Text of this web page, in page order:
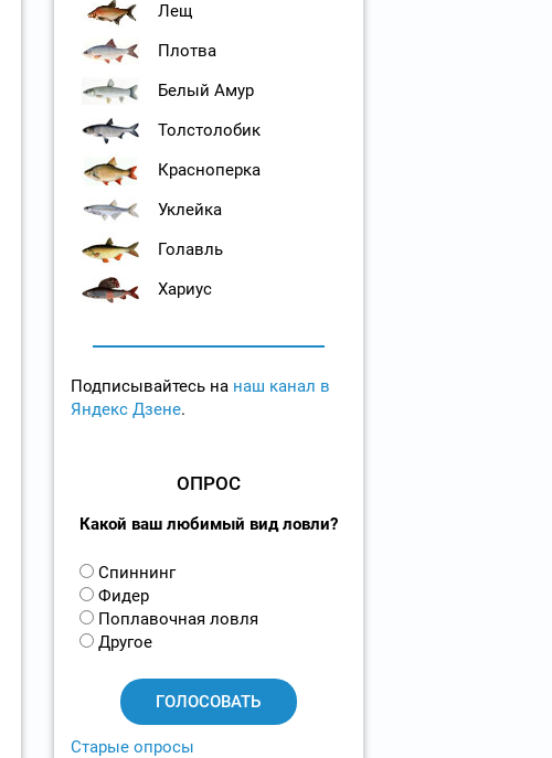
Лещ
Плотва
Белый Амур
Толстолобик
Красноперка
Уклейка
Голавль
Хариус
Подписывайтесь на наш канал в
Яндекс Дзене.
ОПРОС
Какой ваш любимый вид ловли?
В
а
р
и
Спиннинг
Фидер
Поплавочная ловля
Другое
Старые опросы